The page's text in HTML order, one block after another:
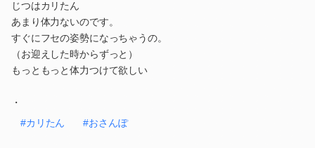
じつはカリたん
あまり体力ないのです。
すぐにフセの姿勢になっちゃうの。
（お迎えした時からずっと）
もっともっと体力つけて欲しい
・
#カリたん
#おさんぽ